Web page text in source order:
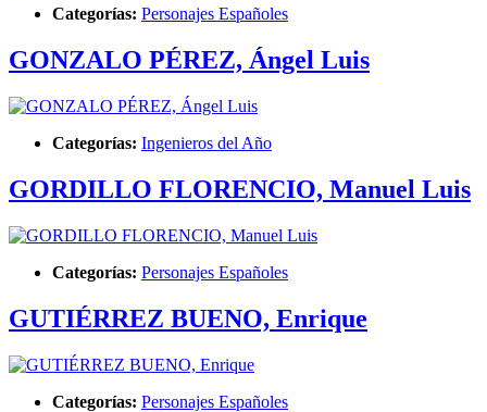
Categorías: Personajes Españoles
GONZALO PÉREZ, Ángel Luis
Categorías: Ingenieros del Año
GORDILLO FLORENCIO, Manuel Luis
Categorías: Personajes Españoles
GUTIÉRREZ BUENO, Enrique
Categorías: Personajes Españoles